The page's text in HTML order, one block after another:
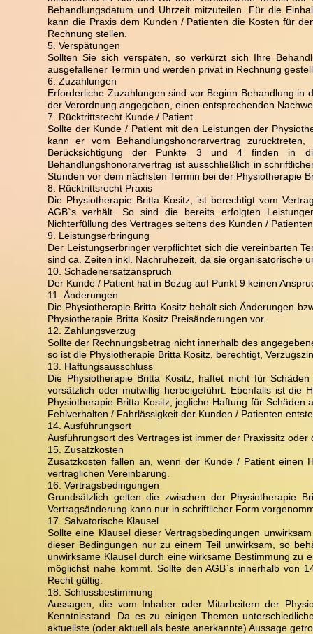
Behandlungsdatum und Uhrzeit mitzuteilen. Für die
kann die Praxis dem Kunden / Patienten die Kosten für
Rechnung stellen.
5. Verspätungen
Sollten Sie sich verspäten, so verkürzt sich Ihre
ausgefallener Termin und werden privat in Rechnung
6. Zuzahlungen
Erforderliche Zuzahlungen sind vor Beginn Behandlung
der Verordnung angegeben, einen entsprechenden
7. Rücktrittsrecht Kunde / Patient
Sollte der Kunde / Patient mit den Leistungen der
kann er vom Behandlungshonorarvertrag
Berücksichtigung der Punkte 3 und 4 finden in
Behandlungshonorarvertrag ist ausschließlich in
Stunden vor dem nächsten Termin bei der Physiotherapie
8. Rücktrittsrecht Praxis
Die Physiotherapie Britta Kositz, ist berechtigt vom
AGB`s verhält. So sind die bereits erfolgten
Nichterfüllung des Vertrages seitens des Kunden /
9. Leistungserbringung
Der Leistungserbringer verpflichtet sich die vereinbarten
sind ca. Zeiten inkl. Nachruhezeit, da sie organisatorische
10. Schadenersatzanspruch
Der Kunde / Patient hat in Bezug auf Punkt 9 keinen
11. Änderungen
Die Physiotherapie Britta Kositz behält sich Änderungen
Physiotherapie Britta Kositz Preisänderungen vor.
12. Zahlungsverzug
Sollte der Rechnungsbetrag nicht innerhalb des
so ist die Physiotherapie Britta Kositz, berechtigt,
13. Haftungsausschluss
Die Physiotherapie Britta Kositz, haftet nicht für
vorsätzlich oder mutwillig herbeigeführt. Ebenfalls ist die
Physiotherapie Britta Kositz, jegliche Haftung für
Fehlverhalten / Fahrlässigkeit der Kunden / Patienten
14. Ausführungsort
Ausführungsort des Vertrages ist immer der Praxissitz
15. Zusatzkosten
Zusatzkosten fallen an, wenn der Kunde / Patient einen
vertraglichen Vereinbarung.
16. Vertragsbedingungen
Grundsätzlich gelten die zwischen der Physiotherapie
Vertragsänderung kann nur in schriftlicher Form
17. Salvatorische Klausel
Sollte eine Klausel dieser Vertragsbedingungen
dieser Bedingungen nur zu einem Teil unwirksam, so
unwirksame Klausel durch eine wirksame Bestimmung zu
möglichst nahe kommt. Sollte den AGB`s innerhalb von
Recht gültig.
18. Schlussbestimmung
Aussagen, die vom Inhaber oder Mitarbeitern der
Kenntnisstand. Da es zu einigen Themen
aktuellste (oder aktuell als beste anerkannte) Aussage